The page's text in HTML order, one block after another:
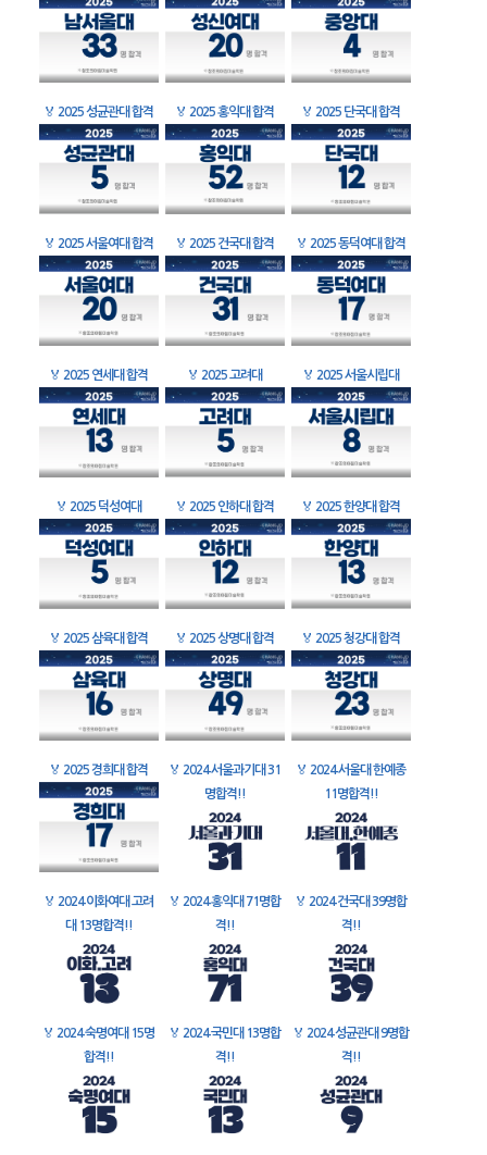
🏅 2025 성균관대 합격 🏅 2025 홍익대 합격 🏅 2025 단국대 합격
🏅 2025 서울여대 합격 🏅 2025 건국대 합격 🏅 2025 동덕여대 합격
🏅 2025 연세대 합격 🏅 2025 고려대 🏅 2025 서울시립대
🏅 2025 덕성여대 🏅 2025 인하대 합격 🏅 2025 한양대 합격
🏅 2025 삼육대 합격 🏅 2025 상명대 합격 🏅 2025 청강대 합격
🏅 2025 경희대 합격 🏅 2024 서울과기대 31
명합격!!
🏅 2024 서울대 한예종
11명합격!!
🏅 2024 이화여대 고려
대 13명합격!!
🏅 2024 홍익대 71명합
격!!
🏅 2024 건국대 39명합
격!!
🏅 2024 숙명여대 15명
합격!!
🏅 2024 국민대 13명합
격!!
🏅 2024 성균관대 9명합
격!!